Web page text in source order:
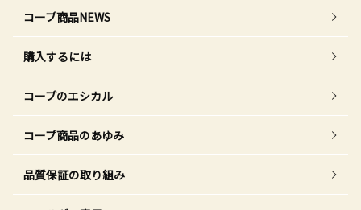
コープ商品NEWS
購入するには
コープのエシカル
コープ商品のあゆみ
品質保証の取り組み